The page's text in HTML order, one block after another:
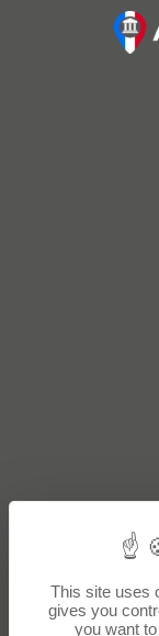
Liste des
Liste des
-Création
This site uses
gives you
you want